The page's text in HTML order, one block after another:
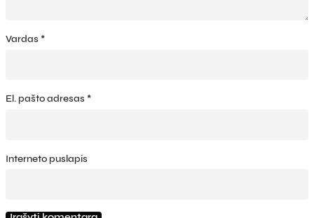
Vardas *
El. pašto adresas *
Interneto puslapis